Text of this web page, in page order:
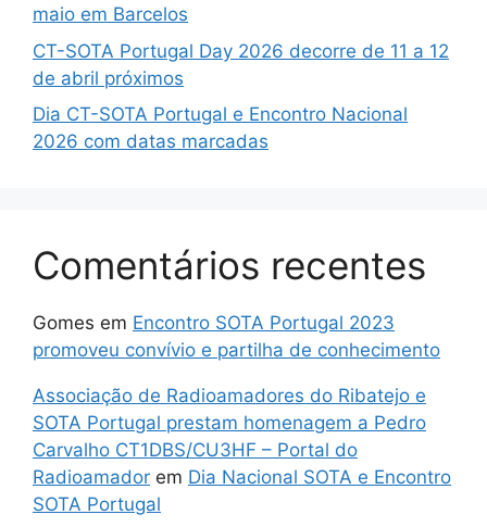
maio em Barcelos
CT-SOTA Portugal Day 2026 decorre de 11 a 12
de abril próximos
Dia CT-SOTA Portugal e Encontro Nacional
2026 com datas marcadas
Comentários recentes
Gomes em Encontro SOTA Portugal 2023
promoveu convívio e partilha de conhecimento
Associação de Radioamadores do Ribatejo e
SOTA Portugal prestam homenagem a Pedro
Carvalho CT1DBS/CU3HF – Portal do
Radioamador em Dia Nacional SOTA e Encontro
SOTA Portugal